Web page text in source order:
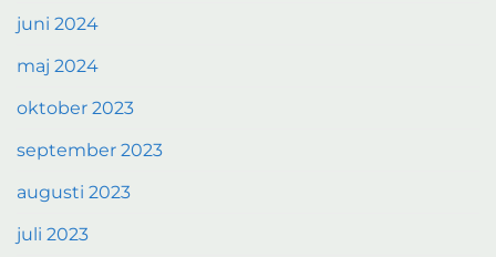
juni 2024
maj 2024
oktober 2023
september 2023
augusti 2023
juli 2023